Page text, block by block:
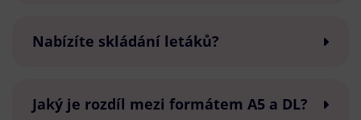
Nabízíte skládání letáků?
Jaký je rozdíl mezi formátem A5 a DL?